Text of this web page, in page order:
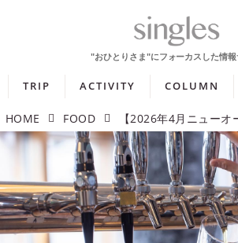
TRIP ACTIVITY COLUMN
HOME FOOD